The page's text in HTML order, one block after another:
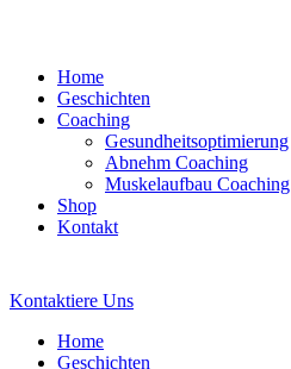
Home
Geschichten
Coaching
Gesundheitsoptimierung
Abnehm Coaching
Muskelaufbau Coaching
Shop
Kontakt
Kontaktiere Uns
Home
Geschichten